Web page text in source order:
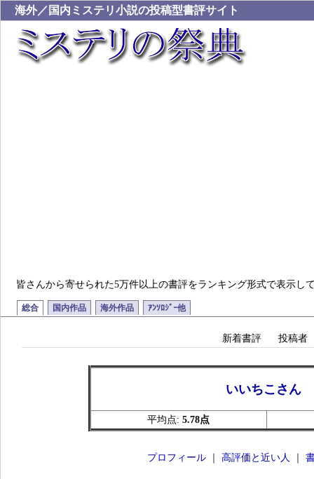
海外／国内ミステリ小説の投稿型書評サイト
皆さんから寄せられた5万件以上の書評をランキング形式で表示し
総合 国内作品 海外作品 ｱﾝｿﾛｼﾞｰ他
新着書評 投稿者
いいちこさん
平均点: 5.78点
プロフィール｜ 高評価と近い人